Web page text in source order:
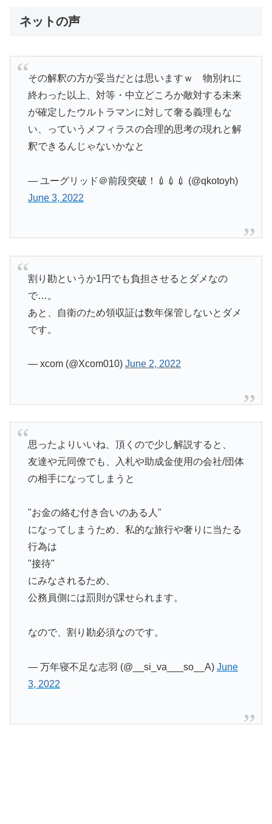
ネットの声
その解釈の方が妥当だとは思いますｗ 物別れに
終わった以上、対等・中立どころか敵対する未来
が確定したウルトラマンに対して奢る義理もな
い、っていうメフィラスの合理的思考の現れと解
釈できるんじゃないかなと
— ユーグリッド＠前段突破！💉💉💉 (@qkotoyh)
June 3, 2022
割り勘というか1円でも負担させるとダメなの
で…。
あと、自衛のため領収証は数年保管しないとダメ
です。
— xcom (@Xcom010) June 2, 2022
思ったよりいいね、頂くので少し解説すると、
友達や元同僚でも、入札や助成金使用の会社/団体
の相手になってしまうと
"お金の絡む付き合いのある人"
になってしまうため、私的な旅行や奢りに当たる
行為は
"接待"
にみなされるため、
公務員側には罰則が課せられます。
なので、割り勘必須なのです。
— 万年寝不足な志羽 (@__si_va___so__A) June
3, 2022